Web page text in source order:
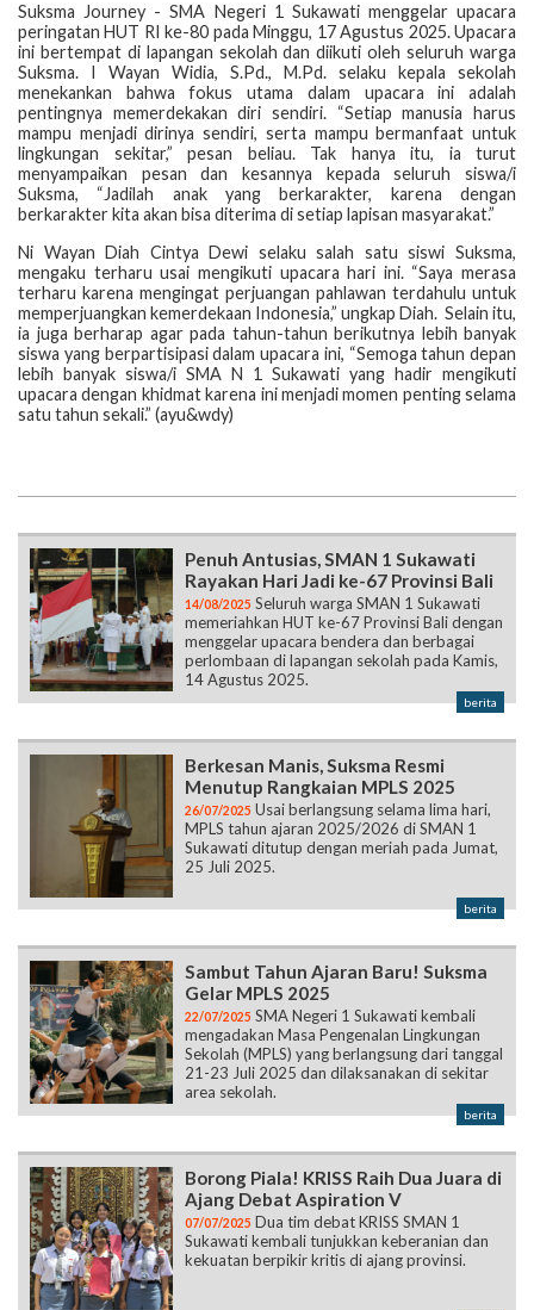
Suksma Journey - SMA Negeri 1 Sukawati menggelar upacara
peringatan HUT RI ke-80 pada Minggu, 17 Agustus 2025. Upacara
ini bertempat di lapangan sekolah dan diikuti oleh seluruh warga
Suksma. I Wayan Widia, S.Pd., M.Pd. selaku kepala sekolah
menekankan bahwa fokus utama dalam upacara ini adalah
pentingnya memerdekakan diri sendiri. “Setiap manusia harus
mampu menjadi dirinya sendiri, serta mampu bermanfaat untuk
lingkungan sekitar,” pesan beliau. Tak hanya itu, ia turut
menyampaikan pesan dan kesannya kepada seluruh siswa/i
Suksma, “Jadilah anak yang berkarakter, karena dengan
berkarakter kita akan bisa diterima di setiap lapisan masyarakat.”
Ni Wayan Diah Cintya Dewi selaku salah satu siswi Suksma,
mengaku terharu usai mengikuti upacara hari ini. “Saya merasa
terharu karena mengingat perjuangan pahlawan terdahulu untuk
memperjuangkan kemerdekaan Indonesia,” ungkap Diah. Selain itu,
ia juga berharap agar pada tahun-tahun berikutnya lebih banyak
siswa yang berpartisipasi dalam upacara ini, “Semoga tahun depan
lebih banyak siswa/i SMA N 1 Sukawati yang hadir mengikuti
upacara dengan khidmat karena ini menjadi momen penting selama
satu tahun sekali.” (ayu&wdy)
Penuh Antusias, SMAN 1 Sukawati
Rayakan Hari Jadi ke-67 Provinsi Bali
14/08/2025 Seluruh warga SMAN 1 Sukawati
memeriahkan HUT ke-67 Provinsi Bali dengan
menggelar upacara bendera dan berbagai
perlombaan di lapangan sekolah pada Kamis,
14 Agustus 2025.
berita
Berkesan Manis, Suksma Resmi
Menutup Rangkaian MPLS 2025
26/07/2025 Usai berlangsung selama lima hari,
MPLS tahun ajaran 2025/2026 di SMAN 1
Sukawati ditutup dengan meriah pada Jumat,
25 Juli 2025.
berita
Sambut Tahun Ajaran Baru! Suksma
Gelar MPLS 2025
22/07/2025 SMA Negeri 1 Sukawati kembali
mengadakan Masa Pengenalan Lingkungan
Sekolah (MPLS) yang berlangsung dari tanggal
21-23 Juli 2025 dan dilaksanakan di sekitar
area sekolah.
berita
Borong Piala! KRISS Raih Dua Juara di
Ajang Debat Aspiration V
07/07/2025 Dua tim debat KRISS SMAN 1
Sukawati kembali tunjukkan keberanian dan
kekuatan berpikir kritis di ajang provinsi.